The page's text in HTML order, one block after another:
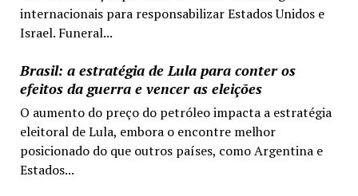
internacionais para responsabilizar Estados Unidos e
Israel. Funeral...
Brasil: a estratégia de Lula para conter os
efeitos da guerra e vencer as eleições
O aumento do preço do petróleo impacta a estratégia
eleitoral de Lula, embora o encontre melhor
posicionado do que outros países, como Argentina e
Estados...